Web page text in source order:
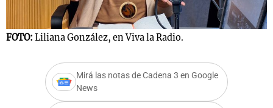
FOTO: Liliana González, en Viva la Radio.
Mirá las notas de Cadena 3 en Google
News
Mundial 2026
La Sole en
Cadena 3